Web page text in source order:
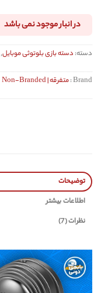
در انبار موجود نمی باشد
دسته: دسته بازی بلوتوثی موبایل,
Brand : متفرقه | Non-Branded
توضیحات
اطلاعات بیشتر
نظرات (7)